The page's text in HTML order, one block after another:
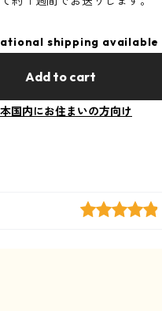
shipping available
Add to cart
国内にお住まいの方向け